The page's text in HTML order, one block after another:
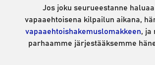
Jos joku seurueestanne
vapaaehtoisena kilpailun aikana,
vapaaehtoishakemuslomakkeen, ja
parhaamme järjestääksemme